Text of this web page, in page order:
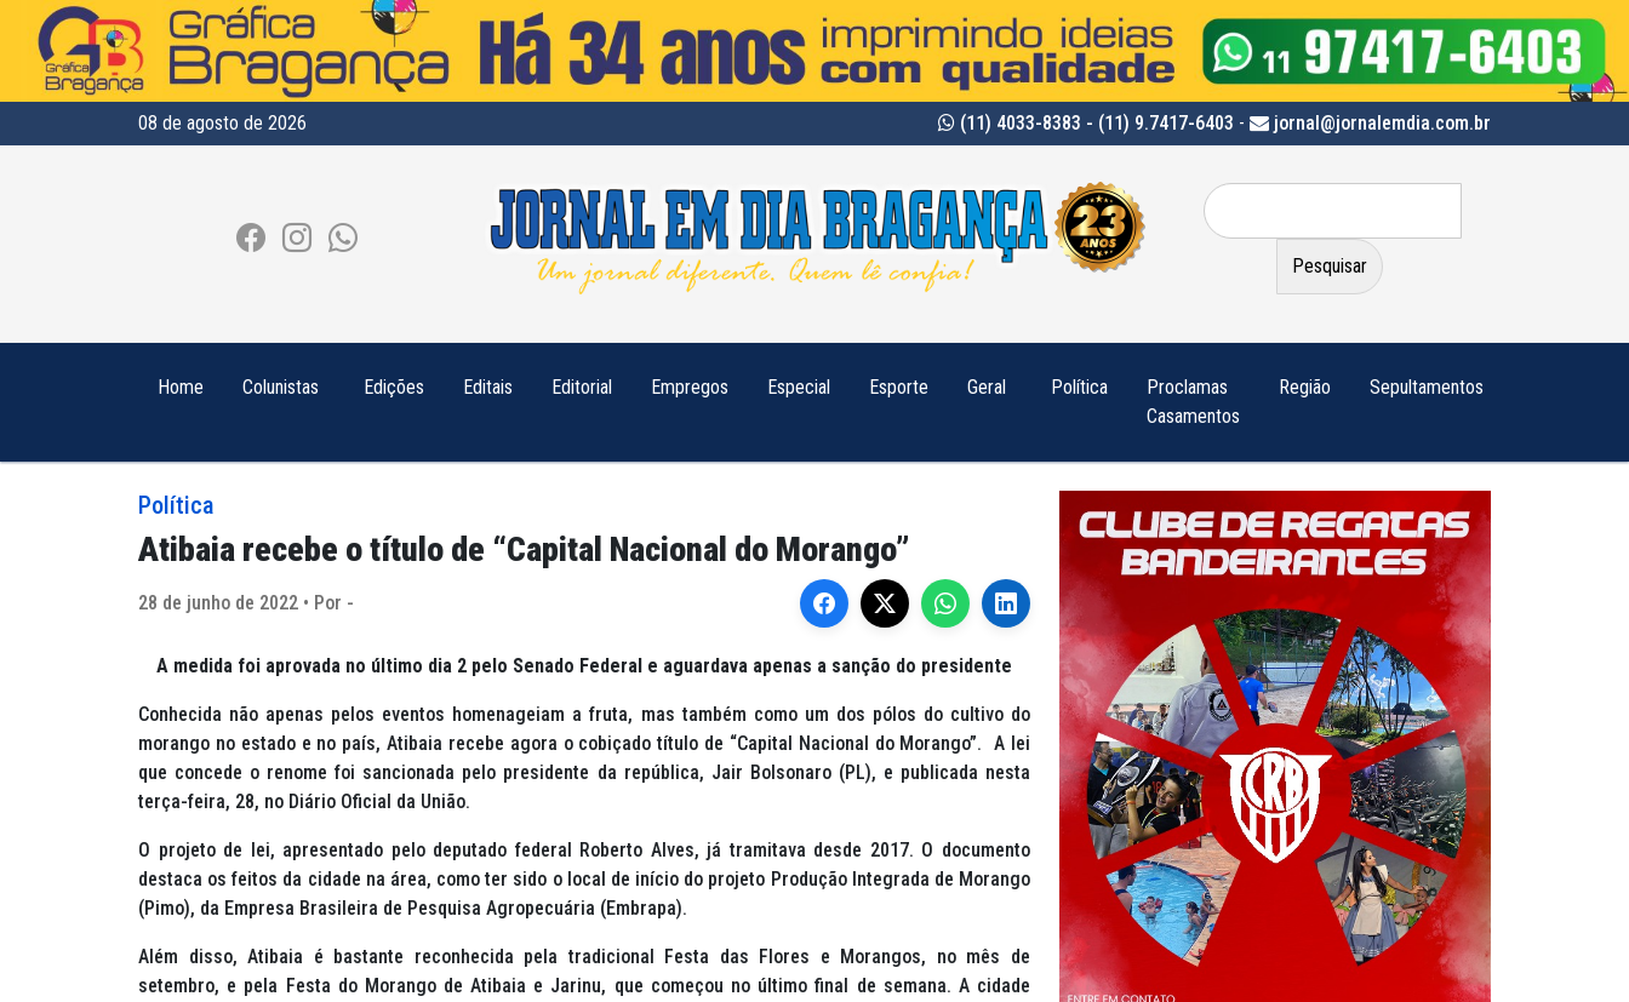
08 de agosto de 2026 (11) 4033-8383 - (11) 9.7417-6403 - jornal@jornalemdia.com.br
Pesquisar
por:
Home Colunistas Edições Editais Editorial Empregos Especial Esporte Geral Política
Proclamas
Casamentos
Região Sepultamentos
Política
Atibaia recebe o título de “Capital Nacional do Morango”
28 de junho de 2022 • Por -
A medida foi aprovada no último dia 2 pelo Senado Federal e aguardava apenas a sanção do presidente
Conhecida não apenas pelos eventos homenageiam a fruta, mas também como um dos pólos do cultivo do
morango no estado e no país, Atibaia recebe agora o cobiçado título de “Capital Nacional do Morango”. A lei
que concede o renome foi sancionada pelo presidente da república, Jair Bolsonaro (PL), e publicada nesta
terça-feira, 28, no Diário Oficial da União.
O projeto de lei, apresentado pelo deputado federal Roberto Alves, já tramitava desde 2017. O documento
destaca os feitos da cidade na área, como ter sido o local de início do projeto Produção Integrada de Morango
(Pimo), da Empresa Brasileira de Pesquisa Agropecuária (Embrapa).
Além disso, Atibaia é bastante reconhecida pela tradicional Festa das Flores e Morangos, no mês de
setembro, e pela Festa do Morango de Atibaia e Jarinu, que começou no último final de semana. A cidade